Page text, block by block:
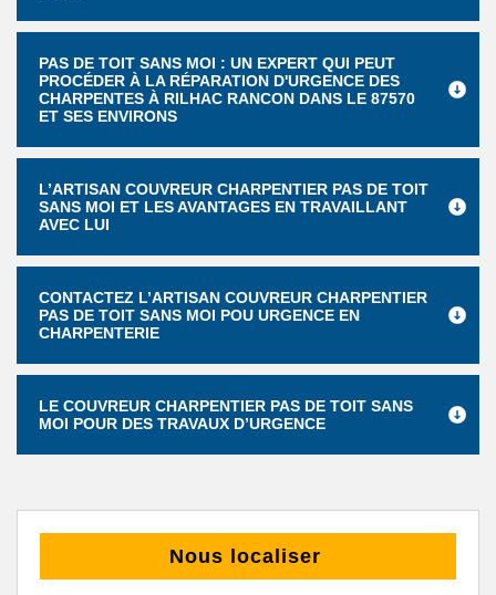
PAS DE TOIT SANS MOI : UN EXPERT QUI PEUT
PROCÉDER À LA RÉPARATION D'URGENCE DES
CHARPENTES À RILHAC RANCON DANS LE 87570
ET SES ENVIRONS
L’ARTISAN COUVREUR CHARPENTIER PAS DE TOIT
SANS MOI ET LES AVANTAGES EN TRAVAILLANT
AVEC LUI
CONTACTEZ L’ARTISAN COUVREUR CHARPENTIER
PAS DE TOIT SANS MOI POU URGENCE EN
CHARPENTERIE
LE COUVREUR CHARPENTIER PAS DE TOIT SANS
MOI POUR DES TRAVAUX D’URGENCE
Nous localiser